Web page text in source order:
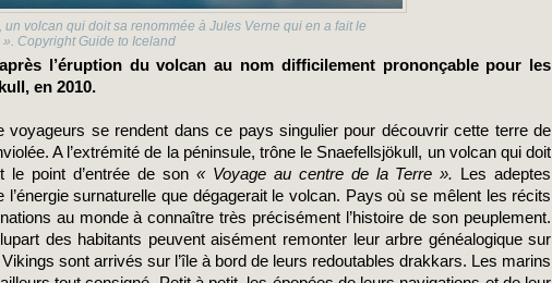
volcan qui doit sa renommée à Jules Verne qui en a fait le
Copyright Guide to Iceland
l’éruption du volcan au nom difficilement prononçable pour les
en 2010.
A l’extrémité de la péninsule, trône le Snaefellsjökull, un volcan qui doit
point d’entrée de son « Voyage au centre de la Terre ».
Les adeptes
surnaturelle que dégagerait le volcan. Pays où se mêlent les récits
au monde à connaître très précisément l’histoire de son peuplement.
des habitants peuvent aisément remonter leur arbre généalogique sur
sont arrivés sur l’île à bord de leurs redoutables drakkars. Les marins